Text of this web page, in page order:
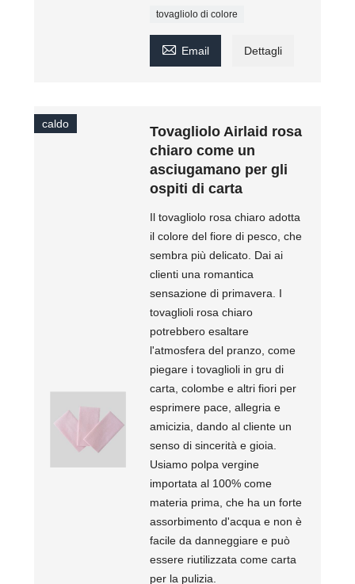
tovagliolo di colore
 Email Dettagli
caldo
Tovagliolo Airlaid rosa
chiaro come un
asciugamano per gli
ospiti di carta
Il tovagliolo rosa chiaro adotta
il colore del fiore di pesco, che
sembra più delicato. Dai ai
clienti una romantica
sensazione di primavera. I
tovaglioli rosa chiaro
potrebbero esaltare
l'atmosfera del pranzo, come
piegare i tovaglioli in gru di
carta, colombe e altri fiori per
esprimere pace, allegria e
amicizia, dando al cliente un
senso di sincerità e gioia.
Usiamo polpa vergine
importata al 100% come
materia prima, che ha un forte
assorbimento d'acqua e non è
facile da danneggiare e può
essere riutilizzata come carta
per la pulizia.